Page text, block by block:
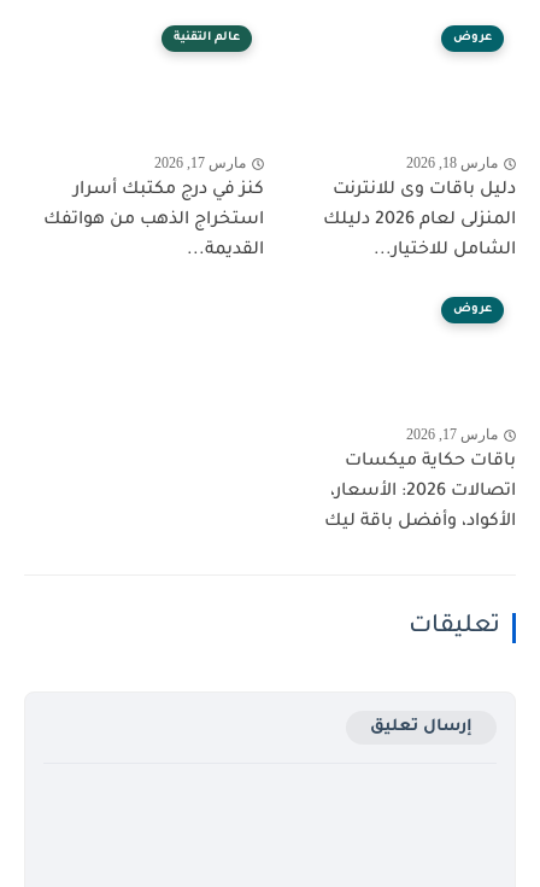
عروض
مارس 18, 2026
دليل باقات وى للانترنت
المنزلى لعام 2026 دليلك
الشامل للاختيار...
عالم التقنية
مارس 17, 2026
كنز في درج مكتبك أسرار
استخراج الذهب من هواتفك
القديمة...
عروض
مارس 17, 2026
باقات حكاية ميكسات
اتصالات 2026: الأسعار،
الأكواد، وأفضل باقة ليك
تعليقات
إرسال تعليق